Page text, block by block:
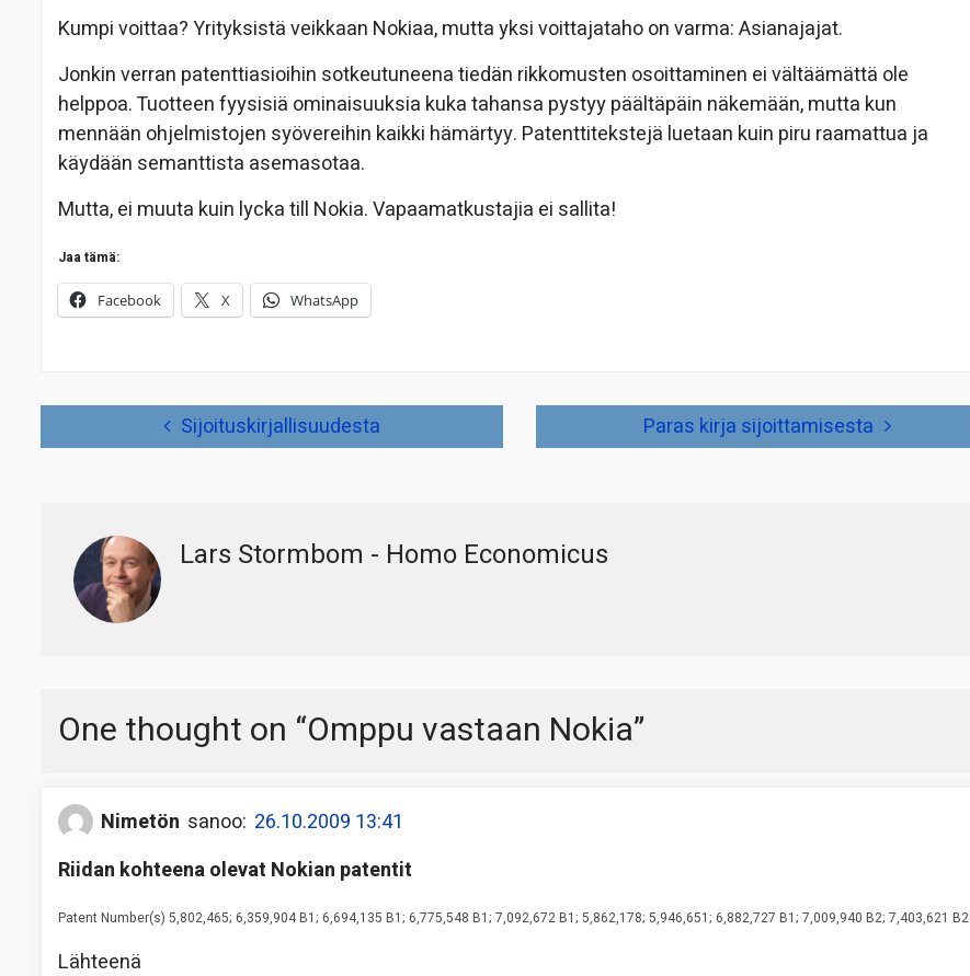
Kumpi voittaa? Yrityksistä veikkaan Nokiaa, mutta yksi voittajataho on varma: Asianajajat.
Jonkin verran patenttiasioihin sotkeutuneena tiedän rikkomusten osoittaminen ei vältäämättä ole
helppoa. Tuotteen fyysisiä ominaisuuksia kuka tahansa pystyy päältäpäin näkemään, mutta kun
mennään ohjelmistojen syövereihin kaikki hämärtyy. Patenttitekstejä luetaan kuin piru raamattua ja
käydään semanttista asemasotaa.
Mutta, ei muuta kuin lycka till Nokia. Vapaamatkustajia ei sallita!
Jaa tämä:
Facebook X WhatsApp
Sijoituskirjallisuudesta Paras kirja sijoittamisesta
Lars Stormbom - Homo Economicus
One thought on “Omppu vastaan Nokia”
Nimetön sanoo: 26.10.2009 13:41
Riidan kohteena olevat Nokian patentit
Patent Number(s) 5,802,465; 6,359,904 B1; 6,694,135 B1; 6,775,548 B1; 7,092,672 B1; 5,862,178; 5,946,651; 6,882,727 B1; 7,009,940 B2; 7,403,621 B2
Lähteenä